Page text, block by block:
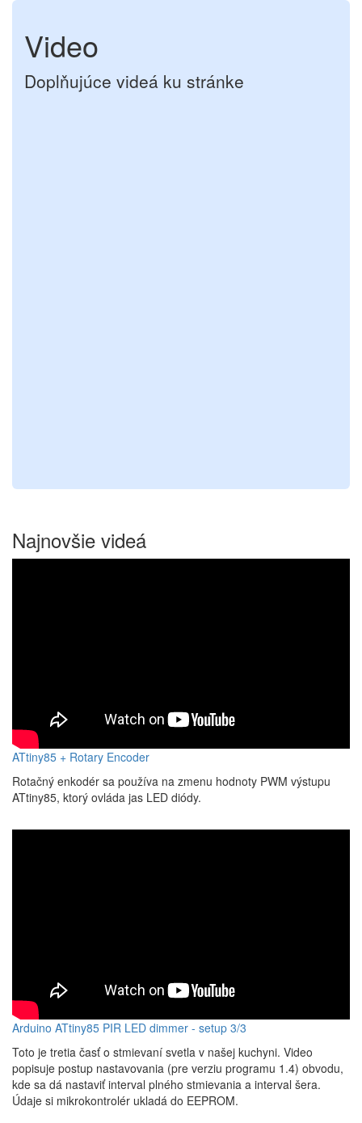
Video
Doplňujúce videá ku stránke
Najnovšie videá
ATtiny85 + Rotary Encoder
Rotačný enkodér sa používa na zmenu hodnoty PWM výstupu
ATtiny85, ktorý ovláda jas LED diódy.
Arduino ATtiny85 PIR LED dimmer - setup 3/3
Toto je tretia časť o stmievaní svetla v našej kuchyni. Video
popisuje postup nastavovania (pre verziu programu 1.4) obvodu,
kde sa dá nastaviť interval plného stmievania a interval šera.
Údaje si mikrokontrolér ukladá do EEPROM.